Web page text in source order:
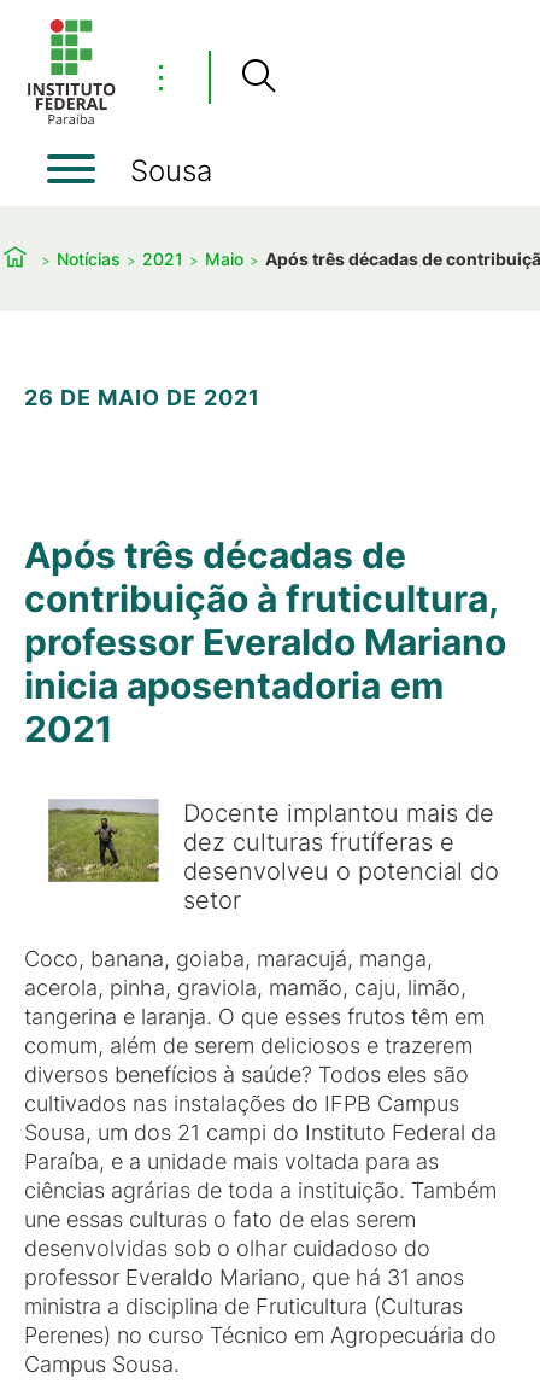
⋮
Sousa
Notícias 2021 Maio Após três décadas de
26 DE MAIO DE 2021
Após três décadas de
contribuição à fruticultura,
professor Everaldo Mariano
inicia aposentadoria em
2021
Docente implantou mais de
dez culturas frutíferas e
desenvolveu o potencial do
setor
Coco, banana, goiaba, maracujá, manga,
acerola, pinha, graviola, mamão, caju, limão,
tangerina e laranja. O que esses frutos têm em
comum, além de serem deliciosos e trazerem
diversos benefícios à saúde? Todos eles são
cultivados nas instalações do IFPB Campus
Sousa, um dos 21 campi do Instituto Federal da
Paraíba, e a unidade mais voltada para as
ciências agrárias de toda a instituição. Também
une essas culturas o fato de elas serem
desenvolvidas sob o olhar cuidadoso do
professor Everaldo Mariano, que há 31 anos
ministra a disciplina de Fruticultura (Culturas
Perenes) no curso Técnico em Agropecuária do
Campus Sousa.